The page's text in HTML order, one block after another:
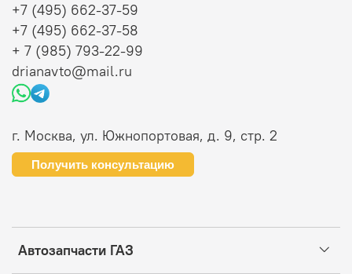
Автозапчасти ГАЗ
+7 (495) 662-37-59
+7 (495) 662-37-58
+ 7 (985) 793-22-99
drianavto@mail.ru
г. Москва, ул. Южнопортовая, д. 9, стр. 2
Получить консультацию